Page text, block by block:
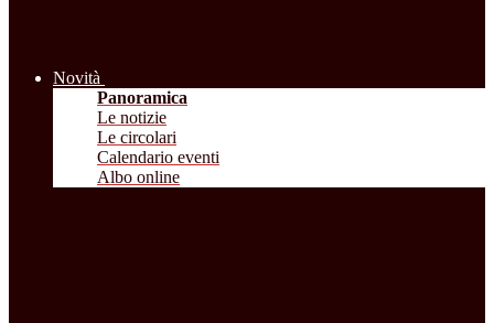
Novità
Panoramica
Le notizie
Le circolari
Calendario eventi
Albo online